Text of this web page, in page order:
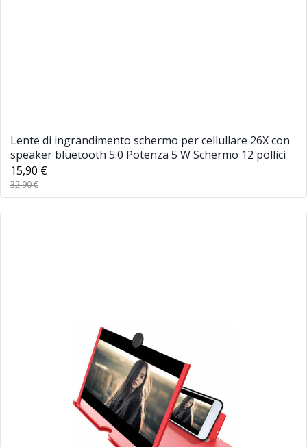
Lente di ingrandimento schermo per cellullare 26X con
speaker bluetooth 5.0 Potenza 5 W Schermo 12 pollici
15,90 €
32,90 €